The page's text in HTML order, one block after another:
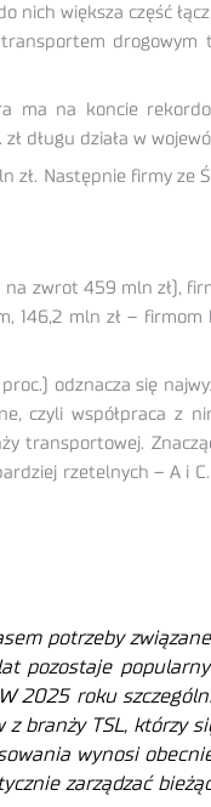
większa część
na koncie
długu działa w
Następnie firmy ze
zwrot 459 mln zł),
146,2 mln zł –
odznacza się
czyli współpraca z
transportowej.
rzetelnych – A i
potrzeby
pozostaje
2025 roku
branży TSL, którzy
wynosi
zarządzać